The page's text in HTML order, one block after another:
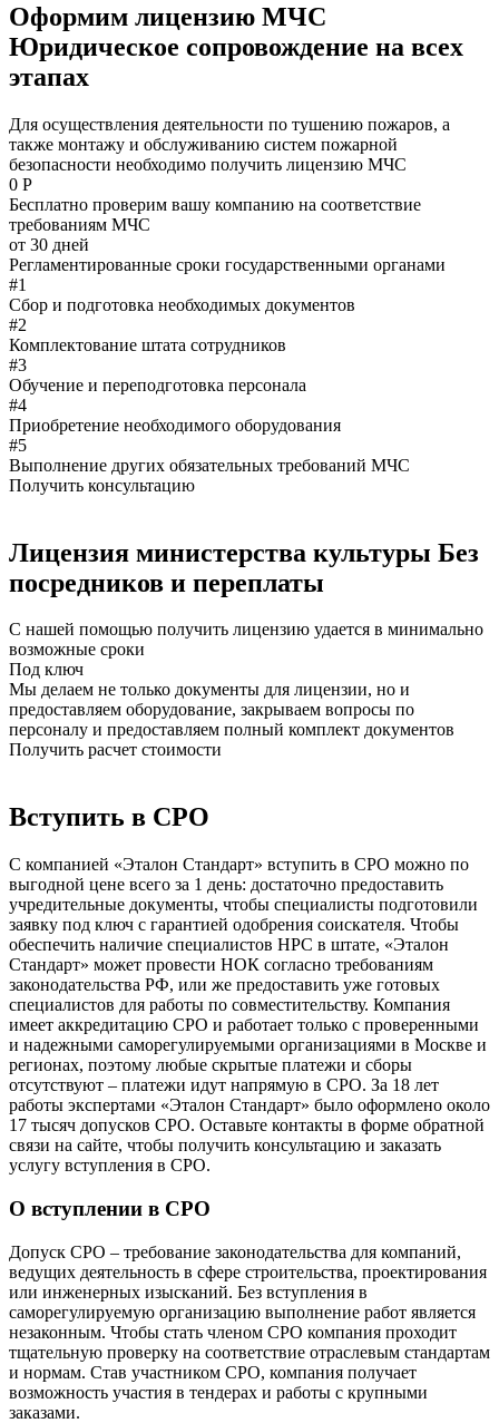
Оформим лицензию МЧС
Юридическое сопровождение на всех
этапах
Для осуществления деятельности по тушению пожаров, а
также монтажу и обслуживанию систем пожарной
безопасности необходимо получить лицензию МЧС
0 P
Бесплатно проверим вашу компанию на соответствие
требованиям МЧС
от 30 дней
Регламентированные сроки государственными органами
#1
Сбор и подготовка необходимых документов
#2
Комплектование штата сотрудников
#3
Обучение и переподготовка персонала
#4
Приобретение необходимого оборудования
#5
Выполнение других обязательных требований МЧС
Получить консультацию
Лицензия министерства культуры Без
посредников и переплаты
С нашей помощью получить лицензию удается в минимально
возможные сроки
Под ключ
Мы делаем не только документы для лицензии, но и
предоставляем оборудование, закрываем вопросы по
персоналу и предоставляем полный комплект документов
Получить расчет стоимости
Вступить в СРО
С компанией «Эталон Стандарт» вступить в СРО можно по
выгодной цене всего за 1 день: достаточно предоставить
учредительные документы, чтобы специалисты подготовили
заявку под ключ с гарантией одобрения соискателя. Чтобы
обеспечить наличие специалистов НРС в штате, «Эталон
Стандарт» может провести НОК согласно требованиям
законодательства РФ, или же предоставить уже готовых
специалистов для работы по совместительству. Компания
имеет аккредитацию СРО и работает только с проверенными
и надежными саморегулируемыми организациями в Москве и
регионах, поэтому любые скрытые платежи и сборы
отсутствуют – платежи идут напрямую в СРО. За 18 лет
работы экспертами «Эталон Стандарт» было оформлено около
17 тысяч допусков СРО. Оставьте контакты в форме обратной
связи на сайте, чтобы получить консультацию и заказать
услугу вступления в СРО.
О вступлении в СРО
Допуск СРО – требование законодательства для компаний,
ведущих деятельность в сфере строительства, проектирования
или инженерных изысканий. Без вступления в
саморегулируемую организацию выполнение работ является
незаконным. Чтобы стать членом СРО компания проходит
тщательную проверку на соответствие отраслевым стандартам
и нормам. Став участником СРО, компания получает
возможность участия в тендерах и работы с крупными
заказами.